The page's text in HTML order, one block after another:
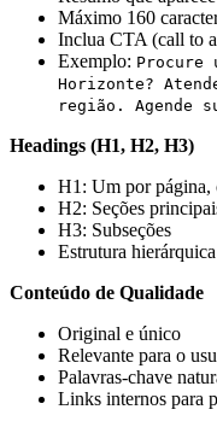
Máximo 160
Inclua CTA (call to
Exemplo: Procure
Horizonte?
região. Agende
Headings (H1, H2, H3)
H1: Um por página,
H2: Seções
H3: Subseções
Estrutura
Conteúdo de Qualidade
Original e único
Relevante para o
Palavras-chave
Links internos para